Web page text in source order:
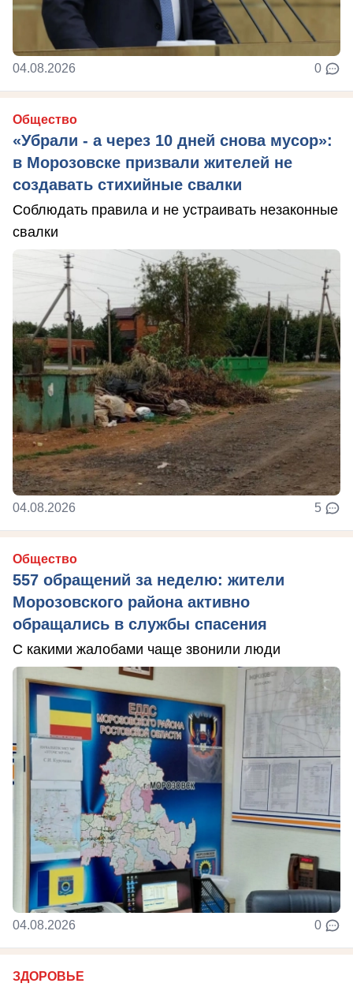
04.08.2026 0
Общество
«Убрали - а через 10 дней снова мусор»:
в Морозовске призвали жителей не
создавать стихийные свалки
Соблюдать правила и не устраивать незаконные
свалки
04.08.2026 5
Общество
557 обращений за неделю: жители
Морозовского района активно
обращались в службы спасения
С какими жалобами чаще звонили люди
04.08.2026 0
ЗДОРОВЬЕ